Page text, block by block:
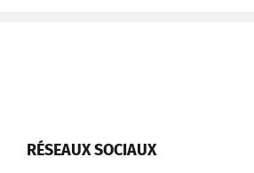
RÉSEAUX SOCIAUX